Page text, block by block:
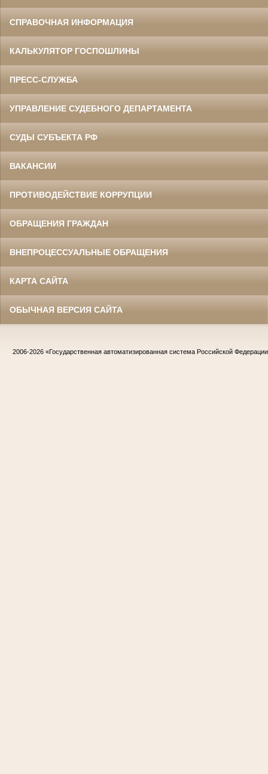
СПРАВОЧНАЯ ИНФОРМАЦИЯ
КАЛЬКУЛЯТОР ГОСПОШЛИНЫ
ПРЕСС-СЛУЖБА
УПРАВЛЕНИЕ СУДЕБНОГО ДЕПАРТАМЕНТА
СУДЫ СУБЪЕКТА РФ
ВАКАНСИИ
ПРОТИВОДЕЙСТВИЕ КОРРУПЦИИ
ОБРАЩЕНИЯ ГРАЖДАН
ВНЕПРОЦЕССУАЛЬНЫЕ ОБРАЩЕНИЯ
КАРТА САЙТА
ОБЫЧНАЯ ВЕРСИЯ САЙТА
2006-2026 «Государственная автоматизированная система Российской